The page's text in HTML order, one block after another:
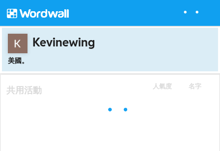
Kevinewing
美國。
人氣度 名字
共用活動